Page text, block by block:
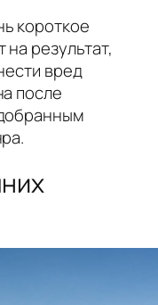
короткое
результат,
вред
после